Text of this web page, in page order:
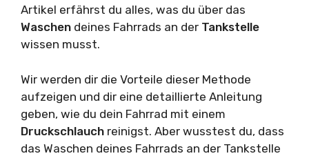
Artikel erfährst du alles, was du über das
Waschen deines Fahrrads an der Tankstelle
wissen musst.
Wir werden dir die Vorteile dieser Methode
aufzeigen und dir eine detaillierte Anleitung
geben, wie du dein Fahrrad mit einem
Druckschlauch reinigst. Aber wusstest du, dass
das Waschen deines Fahrrads an der Tankstelle